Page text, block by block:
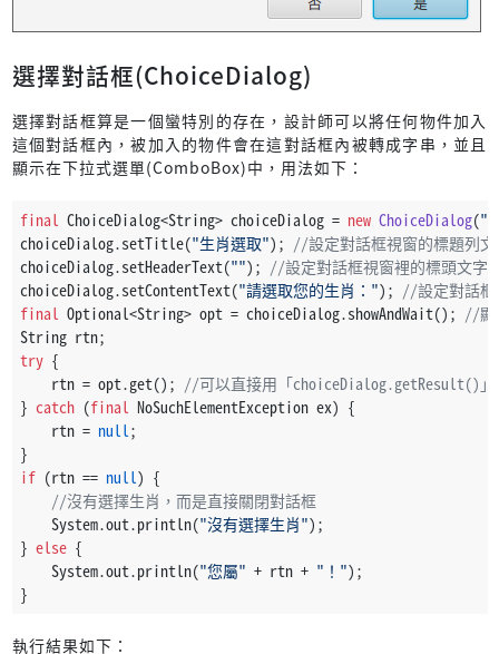
選擇對話框(ChoiceDialog)
選擇對話框算是一個蠻特別的存在，設計師可以將任何物件加入
這個對話框內，被加入的物件會在這對話框內被轉成字串，並且
顯示在下拉式選單(ComboBox)中，用法如下：
final ChoiceDialog<String> choiceDialog = new ChoiceDialog("
choiceDialog.setTitle("生肖選取"); //設定對話框視窗的標題列文
choiceDialog.setHeaderText(""); //設定對話框視窗裡的標頭文字
choiceDialog.setContentText("請選取您的生肖："); //設定對話框
final Optional<String> opt = choiceDialog.showAndWait(); //顯
String rtn;
try {
    rtn = opt.get();
//可以直接用「choiceDialog.getResult()」
} catch (final NoSuchElementException ex) {
    rtn =
null;
}
if (rtn == null) {
//沒有選擇生肖，而是直接關閉對話框
    System.out.println(
"沒有選擇生肖");
} else {
    System.out.println(
"您屬" + rtn + "！");
}
執行結果如下：